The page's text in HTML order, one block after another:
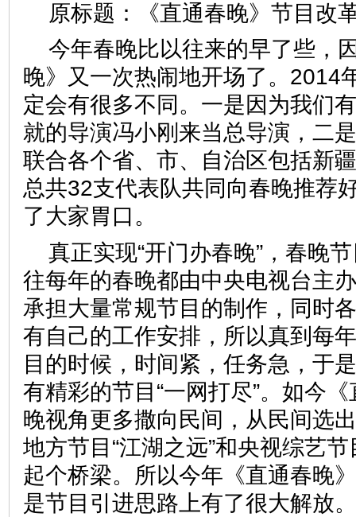
原标题：《直通春晚》节目改
今年春晚比以往来的早了些，
晚》又一次热闹地开场了。2014
定会有很多不同。一是因为我们
就的导演冯小刚来当总导演，二
联合各个省、市、自治区包括新
总共32支代表队共同向春晚推荐
了大家胃口。
真正实现“开门办春晚”，春晚
往每年的春晚都由中央电视台主
承担大量常规节目的制作，同时
有自己的工作安排，所以真到每
目的时候，时间紧，任务急，于
有精彩的节目“一网打尽”。如今
晚视角更多撒向民间，从民间选
地方节目“江湖之远”和央视综艺节
起个桥梁。所以今年《直通春晚
是节目引进思路上有了很大解放